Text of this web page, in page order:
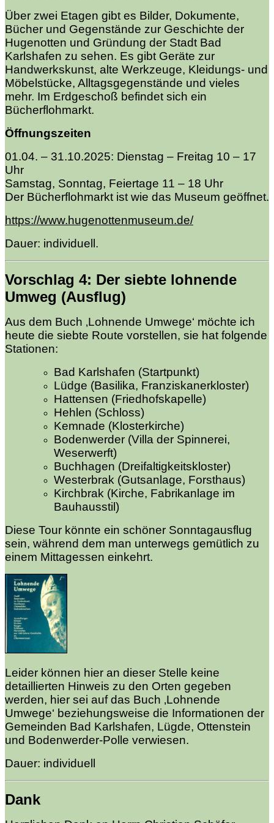
Über zwei Etagen gibt es Bilder, Dokumente,
Bücher und Gegenstände zur Geschichte der
Hugenotten und Gründung der Stadt Bad
Karlshafen zu sehen. Es gibt Geräte zur
Handwerkskunst, alte Werkzeuge, Kleidungs- und
Möbelstücke, Alltagsgegenstände und vieles
mehr. Im Erdgeschoß befindet sich ein
Bücherflohmarkt.
Öffnungszeiten
01.04. – 31.10.2025: Dienstag – Freitag 10 – 17
Uhr
Samstag, Sonntag, Feiertage 11 – 18 Uhr
Der Bücherflohmarkt ist wie das Museum geöffnet.
https://www.hugenottenmuseum.de/
Dauer: individuell.
Vorschlag 4: Der siebte lohnende
Umweg (Ausflug)
Aus dem Buch ‚Lohnende Umwege‘ möchte ich
heute die siebte Route vorstellen, sie hat folgende
Stationen:
Bad Karlshafen (Startpunkt)
Lüdge (Basilika, Franziskanerkloster)
Hattensen (Friedhofskapelle)
Hehlen (Schloss)
Kemnade (Klosterkirche)
Bodenwerder (Villa der Spinnerei,
Weserwerft)
Buchhagen (Dreifaltigkeitskloster)
Westerbrak (Gutsanlage, Forsthaus)
Kirchbrak (Kirche, Fabrikanlage im
Bauhausstil)
Diese Tour könnte ein schöner Sonntagausflug
sein, während dem man unterwegs gemütlich zu
einem Mittagessen einkehrt.
Leider können hier an dieser Stelle keine
detaillierten Hinweis zu den Orten gegeben
werden, hier sei auf das Buch ‚Lohnende
Umwege‘ beziehungsweise die Informationen der
Gemeinden Bad Karlshafen, Lügde, Ottenstein
und Bodenwerder-Polle verwiesen.
Dauer: individuell
Dank